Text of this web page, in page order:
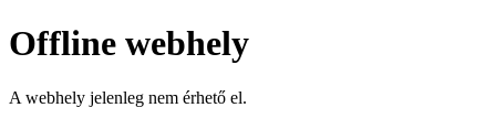
Offline webhely
A webhely jelenleg nem érhető el.